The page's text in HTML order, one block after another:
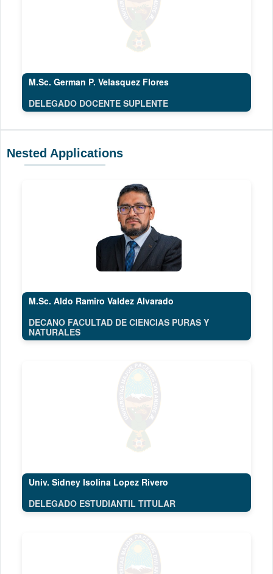
M.Sc. German P. Velasquez Flores
DELEGADO DOCENTE SUPLENTE
Nested Applications
M.Sc. Aldo Ramiro Valdez Alvarado
DECANO FACULTAD DE CIENCIAS PURAS Y
NATURALES
Univ. Sidney Isolina Lopez Rivero
DELEGADO ESTUDIANTIL TITULAR